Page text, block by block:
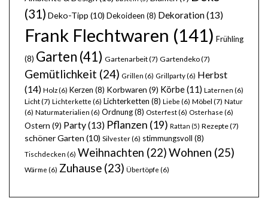
(31) Deko-Tipp (10) Dekoideen (8) Dekoration(13)
Frank Flechtwaren (141) Frühling
(8) Garten (41) Gartenarbeit(7) Gartendeko(7)
Gemütlichkeit (24) Grillen (6) Grillparty(6) Herbst
(14) Holz(6) Kerzen (8) Korbwaren (9) Körbe(11) Laternen (6)
Licht(7) Lichterkette (6) Lichterketten (8) Liebe (6) Möbel (7) Natur
(6) Naturmaterialien (6) Ordnung(8) Osterfest(6) Osterhase (6)
Ostern (9) Party(13) Pflanzen (19) Rattan (5) Rezepte(7)
schöner Garten (10) Silvester(6) stimmungsvoll (8)
Tischdecken (6) Weihnachten (22)Wohnen (25)
Wärme (6) Zuhause (23) Übertöpfe (6)